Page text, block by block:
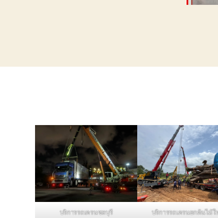
บริการรถเครนชลบุรี บริการรถเครนยกต้นไม้